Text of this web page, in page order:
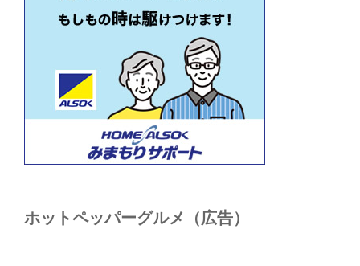
ホットペッパーグルメ（広告）